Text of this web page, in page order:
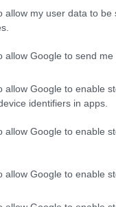
allow my user data to
allow Google to send me
allow Google to enable
identifiers in apps.
allow Google to enable
allow Google to enable
'Αμεσα
προσωπικού
χαμηλών λιπαρών